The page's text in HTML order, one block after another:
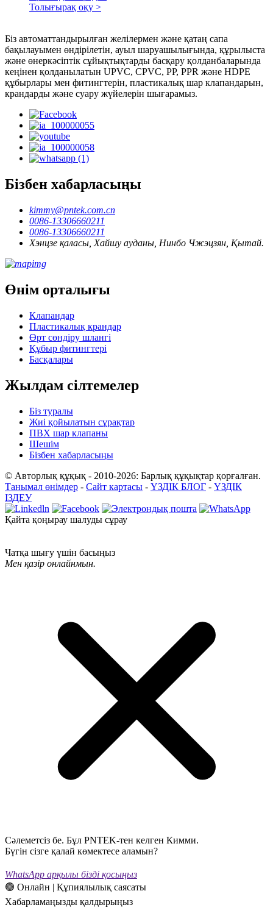
Толығырақ оқу >
Біз автоматтандырылған желілермен және қатаң сапа
бақылауымен өндірілетін, ауыл шаруашылығында, құрылыста
және өнеркәсіптік сұйықтықтарды басқару қолданбаларында
кеңінен қолданылатын UPVC, CPVC, PP, PPR және HDPE
құбырлары мен фитингтерін, пластикалық шар клапандарын,
крандарды және суару жүйелерін шығарамыз.
Бізбен хабарласыңы
kimmy@pntek.com.cn
0086-13306660211
0086-13306660211
Хэнцзе қаласы, Хайшу ауданы, Нинбо Чжэцзян, Қытай.
Өнім орталығы
Клапандар
Пластикалық крандар
Өрт сөндіру шлангі
Құбыр фитингтері
Басқалары
Жылдам сілтемелер
Біз туралы
Жиі қойылатын сұрақтар
ПВХ шар клапаны
Шешім
Бізбен хабарласыңы
© Авторлық құқық - 2010-2026: Барлық құқықтар қорғалған.
Танымал өнімдер - Сайт картасы - ҮЗДІК БЛОГ - ҮЗДІК
ІЗДЕУ
Қайта қоңырау шалуды сұрау
Чатқа шығу үшін басыңыз
Мен қазір онлайнмын.
Сәлеметсіз бе. Бұл PNTEK-тен келген Кимми.
Бүгін сізге қалай көмектесе аламын?
WhatsApp арқылы бізді қосыңыз
🟢 Онлайн | Құпиялылық саясаты
Хабарламаңызды қалдырыңыз